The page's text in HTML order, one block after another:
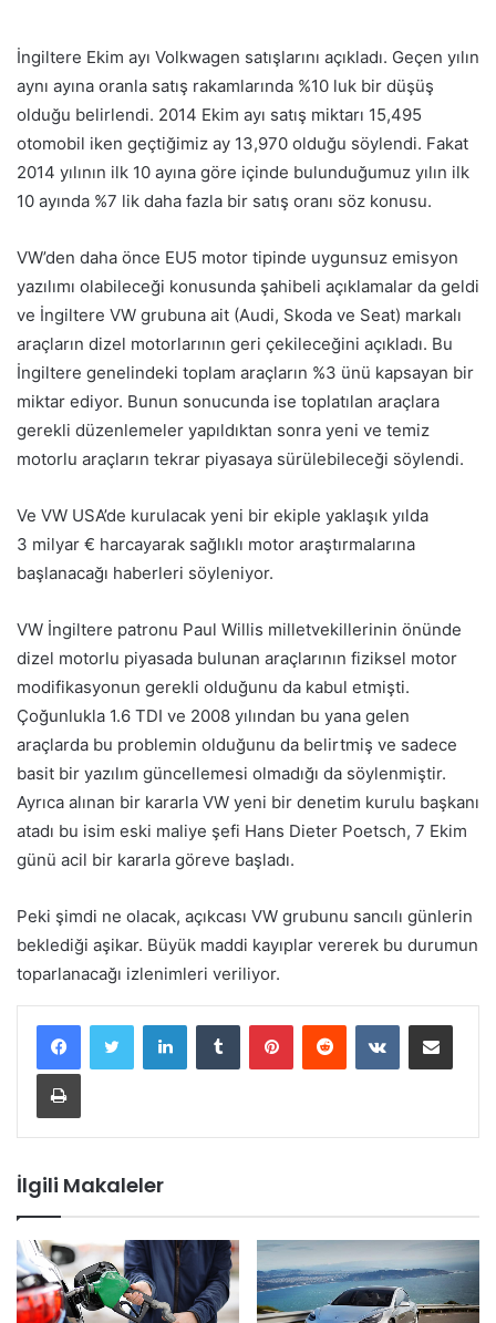
İngiltere Ekim ayı Volkwagen satışlarını açıkladı. Geçen yılın
aynı ayına oranla satış rakamlarında %10 luk bir düşüş
olduğu belirlendi. 2014 Ekim ayı satış miktarı 15,495
otomobil iken geçtiğimiz ay 13,970 olduğu söylendi. Fakat
2014 yılının ilk 10 ayına göre içinde bulunduğumuz yılın ilk
10 ayında %7 lik daha fazla bir satış oranı söz konusu.
VW’den daha önce EU5 motor tipinde uygunsuz emisyon
yazılımı olabileceği konusunda şahibeli açıklamalar da geldi
ve İngiltere VW grubuna ait (Audi, Skoda ve Seat) markalı
araçların dizel motorlarının geri çekileceğini açıkladı. Bu
İngiltere genelindeki toplam araçların %3 ünü kapsayan bir
miktar ediyor. Bunun sonucunda ise toplatılan araçlara
gerekli düzenlemeler yapıldıktan sonra yeni ve temiz
motorlu araçların tekrar piyasaya sürülebileceği söylendi.
Ve VW USA’de kurulacak yeni bir ekiple yaklaşık yılda
3 milyar € harcayarak sağlıklı motor araştırmalarına
başlanacağı haberleri söyleniyor.
VW İngiltere patronu Paul Willis milletvekillerinin önünde
dizel motorlu piyasada bulunan araçlarının fiziksel motor
modifikasyonun gerekli olduğunu da kabul etmişti.
Çoğunlukla 1.6 TDI ve 2008 yılından bu yana gelen
araçlarda bu problemin olduğunu da belirtmiş ve sadece
basit bir yazılım güncellemesi olmadığı da söylenmiştir.
Ayrıca alınan bir kararla VW yeni bir denetim kurulu başkanı
atadı bu isim eski maliye şefi Hans Dieter Poetsch, 7 Ekim
günü acil bir kararla göreve başladı.
Peki şimdi ne olacak, açıkcası VW grubunu sancılı günlerin
beklediği aşikar. Büyük maddi kayıplar vererek bu durumun
toparlanacağı izlenimleri veriliyor.
İlgili Makaleler